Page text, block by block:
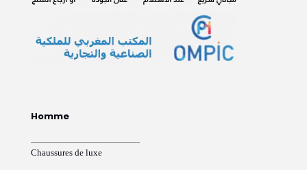
Homme
Chaussures de luxe